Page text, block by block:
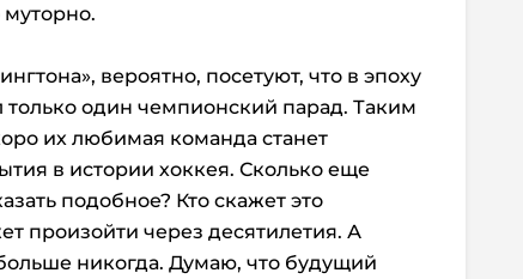
муторно.
вероятно, посетуют, что в эпоху
один чемпионский парад. Таким
их любимая команда станет
в истории хоккея. Сколько еще
подобное? Кто скажет это
произойти через десятилетия. А
никогда. Думаю, что будущий